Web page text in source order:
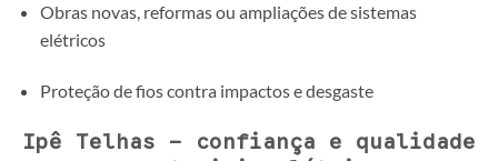
Obras novas, reformas ou ampliações de sistemas
elétricos
Proteção de fios contra impactos e desgaste
Ipê Telhas – confiança e qualidade